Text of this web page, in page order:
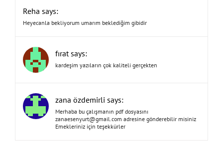
Reha says:
Heyecanla bekliyorum umarım beklediğim gibidir
fırat says:
kardeşim yazıların çok kaliteli gerçekten
zana özdemirli says:
Merhaba bu çalışmanın pdf dosyasını
zanaesenyurt@gmail.com adresine gönderebilir misiniz
Emekleriniz için teşekkürler